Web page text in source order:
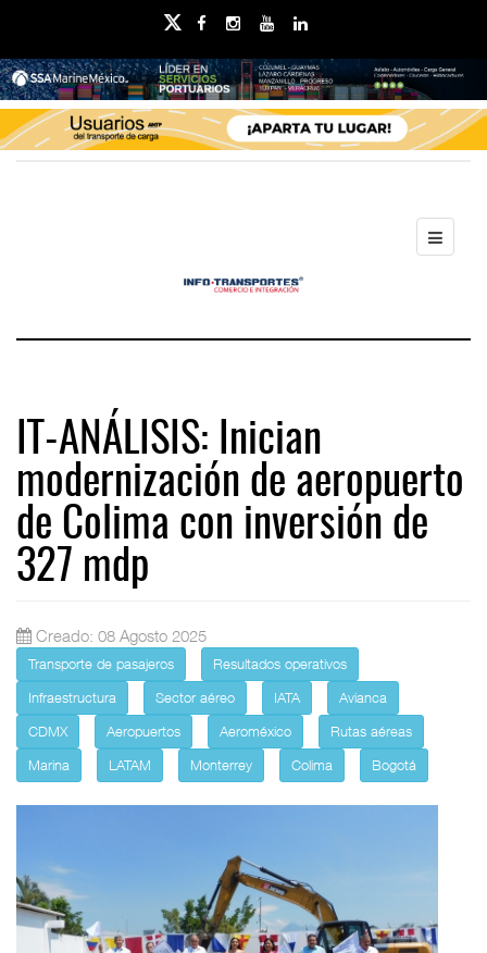
IT-ANÁLISIS: Inician
modernización de aeropuerto
de Colima con inversión de
327 mdp
Creado: 08 Agosto 2025
Transporte de pasajeros
Resultados operativos
Infraestructura
Sector aéreo IATA
Avianca
CDMX
Aeropuertos Aeroméxico
Rutas aéreas
Marina
LATAM Monterrey Colima Bogotá